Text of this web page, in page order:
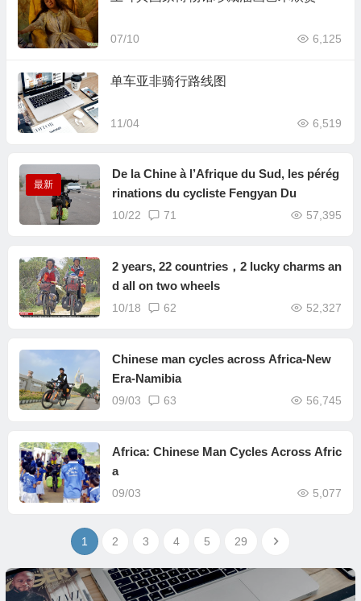
07/10 6,125
单车亚非骑行路线图
11/04 6,519
最新
De la Chine à l’Afrique du Sud, les pérég
rinations du cycliste Fengyan Du
10/22 71 57,395
2 years, 22 countries，2 lucky charms an
d all on two wheels
10/18 62 52,327
Chinese man cycles across Africa-New
Era-Namibia
09/03 63 56,745
Africa: Chinese Man Cycles Across Afric
a
09/03 5,077
1 2 3 4 5 29